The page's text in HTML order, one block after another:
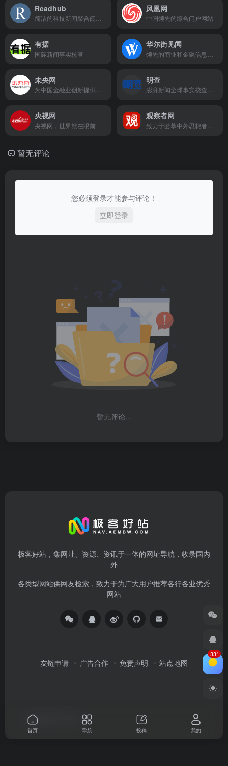
Readhub 凤凰网
中国领先的综合门户网站
有据
国际新闻事实核查
华尔街见闻
未央网 明查
央视网
央视网，世界就在眼前
观察者网
暂无评论
您必须登录才能参与评论！
立即登录
暂无评论...
极客好站，集网址、资源、资讯于一体的网址导航，收录国内
外
各类型网站供网友检索，致力于为广大用户推荐各行各业优秀
网站
友链申请 广告合作 免责声明 站点地图
由OneNav 强力驱动
33°
首页 导航 投稿 我的